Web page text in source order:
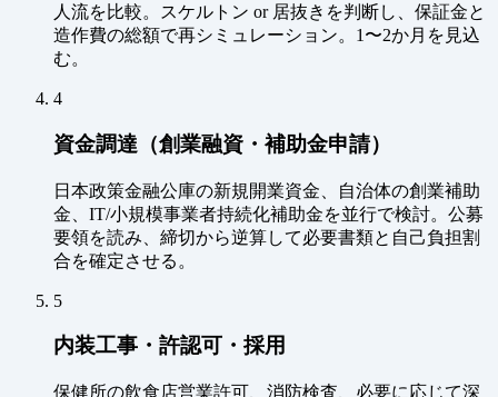
人流を比較。スケルトン or 居抜きを判断し、保証金と
造作費の総額で再シミュレーション。1〜2か月を見込
む。
4
資金調達（創業融資・補助金申請）
日本政策金融公庫の新規開業資金、自治体の創業補助
金、IT/小規模事業者持続化補助金を並行で検討。公募
要領を読み、締切から逆算して必要書類と自己負担割
合を確定させる。
5
内装工事・許認可・採用
保健所の飲食店営業許可、消防検査、必要に応じて深